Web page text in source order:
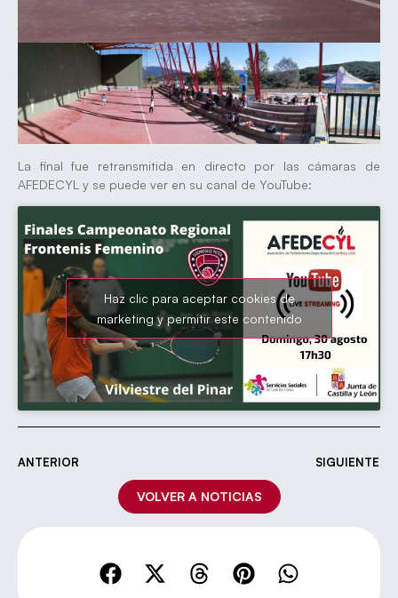
La final fue retransmitida en directo por las cámaras de
AFEDECYL y se puede ver en su canal de YouTube:
Haz clic para aceptar cookies de
marketing y permitir este contenido
ANTERIOR SIGUIENTE
VOLVER A NOTICIAS